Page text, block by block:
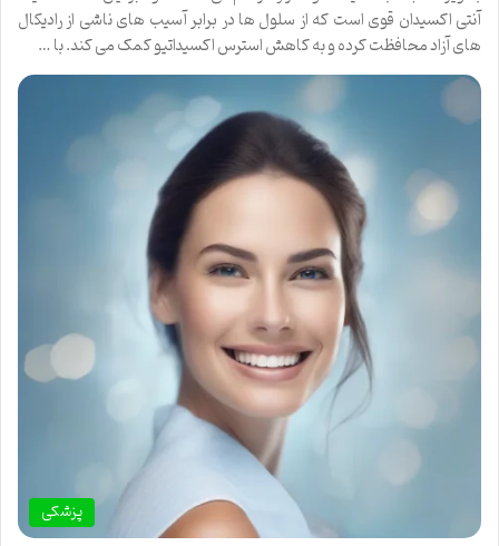
آنتی اکسیدان قوی است که از سلول ها در برابر آسیب های ناشی از رادیکال
های آزاد محافظت کرده و به کاهش استرس اکسیداتیو کمک می کند. با …
پزشکی